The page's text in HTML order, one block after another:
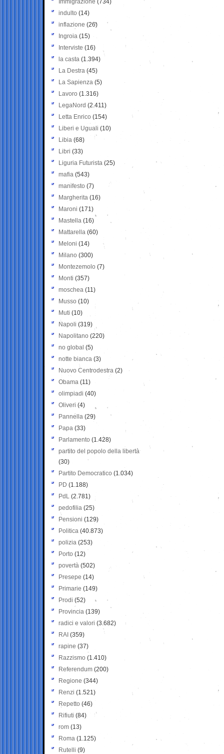
Immigrazione (734)
indulto (14)
inflazione (26)
Ingroia (15)
Interviste (16)
la casta (1.394)
La Destra (45)
La Sapienza (5)
Lavoro (1.316)
LegaNord (2.411)
Letta Enrico (154)
Liberi e Uguali (10)
Libia (68)
Libri (33)
Liguria Futurista (25)
mafia (543)
manifesto (7)
Margherita (16)
Maroni (171)
Mastella (16)
Mattarella (60)
Meloni (14)
Milano (300)
Montezemolo (7)
Monti (357)
moschea (11)
Musso (10)
Muti (10)
Napoli (319)
Napolitano (220)
no global (5)
notte bianca (3)
Nuovo Centrodestra (2)
Obama (11)
olimpiadi (40)
Oliveri (4)
Pannella (29)
Papa (33)
Parlamento (1.428)
partito del popolo della libertà
(30)
Partito Democratico (1.034)
PD (1.188)
PdL (2.781)
pedofilia (25)
Pensioni (129)
Politica (40.873)
polizia (253)
Porto (12)
povertà (502)
Presepe (14)
Primarie (149)
Prodi (52)
Provincia (139)
radici e valori (3.682)
RAI (359)
rapine (37)
Razzismo (1.410)
Referendum (200)
Regione (344)
Renzi (1.521)
Repetto (46)
Rifiuti (84)
rom (13)
Roma (1.125)
Rutelli (9)